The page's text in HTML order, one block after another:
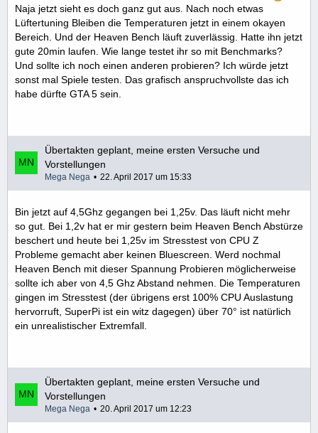
Naja jetzt sieht es doch ganz gut aus. Nach noch etwas
Lüftertuning Bleiben die Temperaturen jetzt in einem okayen
Bereich. Und der Heaven Bench läuft zuverlässig. Hatte ihn jetzt
gute 20min laufen. Wie lange testet ihr so mit Benchmarks?
Und sollte ich noch einen anderen probieren? Ich würde jetzt
sonst mal Spiele testen. Das grafisch anspruchvollste das ich
habe dürfte GTA 5 sein.
Übertakten geplant, meine ersten Versuche und
Vorstellungen
Mega Nega 22. April 2017 um 15:33
Bin jetzt auf 4,5Ghz gegangen bei 1,25v. Das läuft nicht mehr
so gut. Bei 1,2v hat er mir gestern beim Heaven Bench Abstürze
beschert und heute bei 1,25v im Stresstest von CPU Z
Probleme gemacht aber keinen Bluescreen. Werd nochmal
Heaven Bench mit dieser Spannung Probieren möglicherweise
sollte ich aber von 4,5 Ghz Abstand nehmen. Die Temperaturen
gingen im Stresstest (der übrigens erst 100% CPU Auslastung
hervorruft, SuperPi ist ein witz dagegen) über 70° ist natürlich
ein unrealistischer Extremfall.
Übertakten geplant, meine ersten Versuche und
Vorstellungen
Mega Nega 20. April 2017 um 12:23